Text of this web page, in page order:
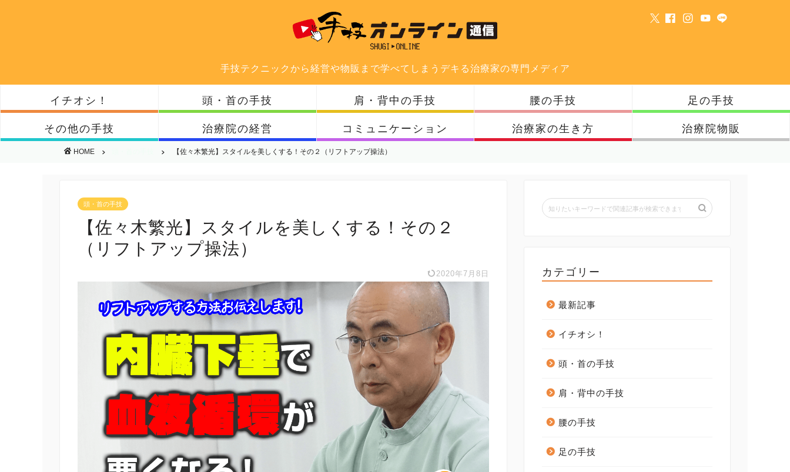
手技テクニックから経営や物販まで学べてしまうデキる治療家の専門メディア
イチオシ！ 頭・首の手技 肩・背中の手技 腰の手技 足の手技
その他の手技 治療院の経営 コミュニケーション 治療家の生き方 治療院物販
HOME 【佐々木繁光】スタイルを美しくする！その２（リフトアップ操法）
頭・首の手技
【佐々木繁光】スタイルを美しくする！その２
（リフトアップ操法）
2020年7月8日 カテゴリー
最新記事
イチオシ！
頭・首の手技
肩・背中の手技
腰の手技
足の手技